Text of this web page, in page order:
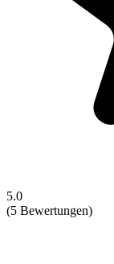
5.0
(5 Bewertungen)